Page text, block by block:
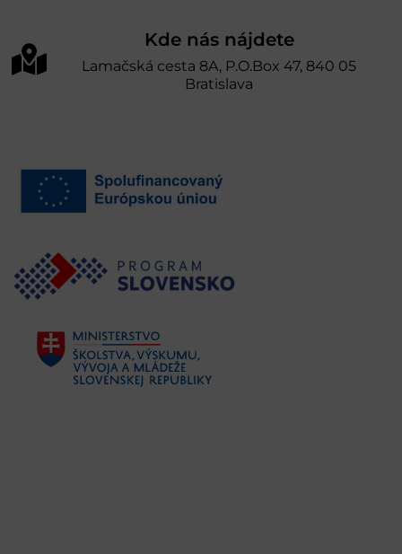
Kde nás nájdete
Lamačská cesta 8A, P.O.Box 47, 840 05
Bratislava